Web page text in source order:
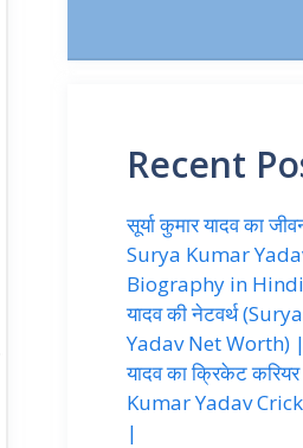
Recent
सूर्या कुमार यादव का
Surya Kumar
Biography in Hindi
यादव की नेटवर्थ
Yadav Net Worth) |
यादव का क्रिकेट
Kumar Yadav
|